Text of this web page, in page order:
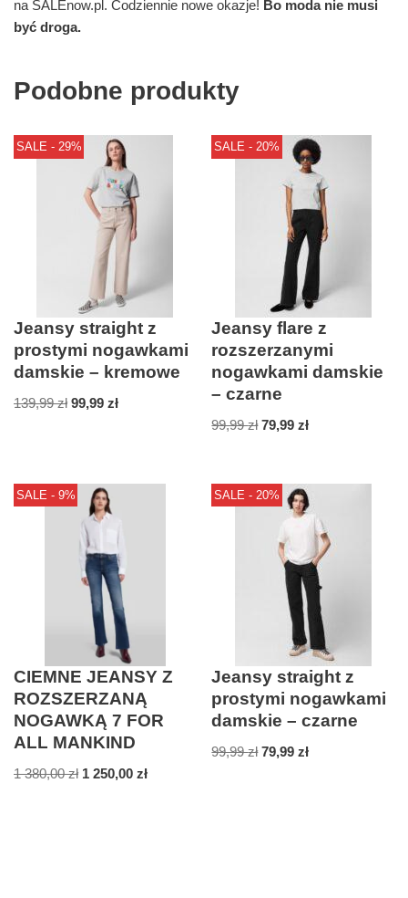
na SALEnow.pl. Codziennie nowe okazje! Bo moda nie musi
być droga.
Podobne produkty
SALE - 29%
Jeansy straight z
prostymi nogawkami
damskie – kremowe
139,99zł 99,99 zł
SALE - 20%
Jeansy flare z
rozszerzanymi
nogawkami damskie
– czarne
99,99zł 79,99zł
SALE - 9%
CIEMNE JEANSY Z
ROZSZERZANĄ
NOGAWKĄ 7 FOR
ALL MANKIND
1 380,00zł 1 250,00 zł
SALE - 20%
Jeansy straight z
prostymi nogawkami
damskie – czarne
99,99zł 79,99zł